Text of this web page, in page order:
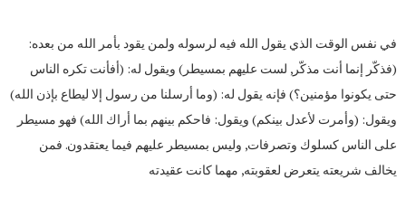
في نفس الوقت الذي يقول الله فيه لرسوله ولمن يقود بأمر الله من بعده:
(فذكّر إنما أنت مذكّر, لست عليهم بمسيطر) ويقول له: (أفأنت تكره الناس
حتى يكونوا مؤمنين؟) فإنه يقول له: (وما أرسلنا من رسول إلا ليطاع بإذن الله)
ويقول: (وأمرت لأعدل بينكم) ويقول: فاحكم بينهم بما أراك الله) فهو مسيطر
على الناس كسلوك وتصرفات, وليس بمسيطر عليهم فيما يعتقدون. فمن
يخالف شريعته يتعرض لعقوبته, مهما كانت عقيدته